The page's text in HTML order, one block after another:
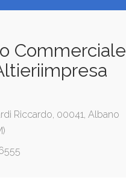
Commerciale
Riccardo, 00041, Albano